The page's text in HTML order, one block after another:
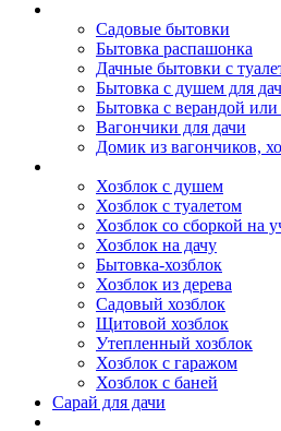
Садовые бытовки
Бытовка распашонка
Дачные бытовки с
Бытовка с душем для
Бытовка с верандой или
Вагончики для дачи
Домик из вагончиков,
Хозблок с душем
Хозблок с туалетом
Хозблок со сборкой на
Хозблок на дачу
Бытовка-хозблок
Хозблок из дерева
Садовый хозблок
Щитовой хозблок
Утепленный хозблок
Хозблок с гаражом
Хозблок с баней
Сарай для дачи